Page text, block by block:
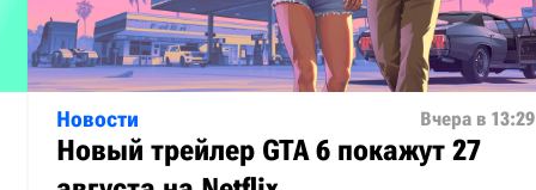
Новости Вчера в 13:29
Новый трейлер GTA 6 покажут 27